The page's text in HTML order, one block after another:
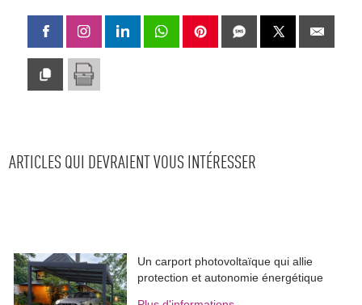
ARTICLES QUI DEVRAIENT VOUS INTÉRESSER
Un carport photovoltaïque qui allie
protection et autonomie énergétique